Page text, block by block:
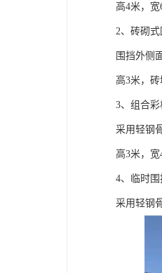
高4米，
2、砖砌式
围挡外侧
高3米，砖
3、组合彩
采用轻钢
高3米，宽
4、临时围
采用轻钢